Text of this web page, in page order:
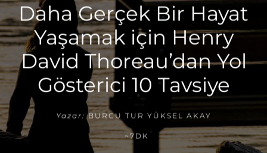
Daha Gerçek Bir Hayat
Yaşamak için Henry
David Thoreau’dan Yol
Gösterici 10 Tavsiye
Yazar: BURCU TUR YÜKSEL AKAY
~7DK